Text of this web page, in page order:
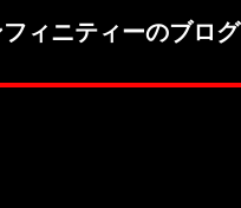
ィニティーのブログ